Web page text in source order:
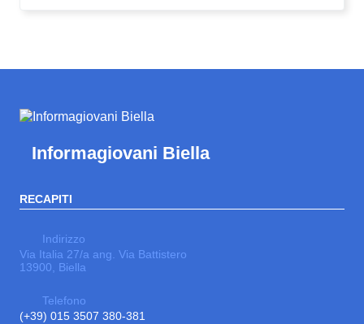
Informagiovani Biella
RECAPITI
Indirizzo
Via Italia 27/a ang. Via Battistero
13900, Biella
Telefono
(+39) 015 3507 380-381